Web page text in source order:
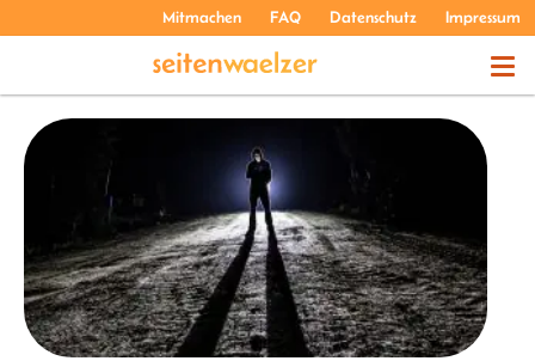
Mitmachen FAQ Datenschutz Impressum
PODCASTS
ÜBER UNS